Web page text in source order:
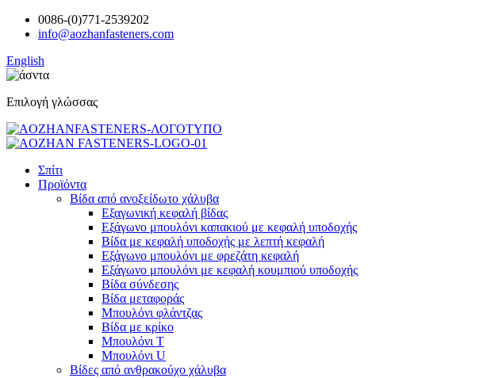
0086-(0)771-2539202
info@aozhanfasteners.com
English
Επιλογή γλώσσας
Σπίτι
Προϊόντα
Βίδα από ανοξείδωτο χάλυβα
Εξαγωνική κεφαλή βίδας
Εξάγωνο μπουλόνι καπακιού με κεφαλή υποδοχής
Βίδα με κεφαλή υποδοχής με λεπτή κεφαλή
Εξάγωνο μπουλόνι με φρεζάτη κεφαλή
Εξάγωνο μπουλόνι με κεφαλή κουμπιού υποδοχής
Βίδα σύνδεσης
Βίδα μεταφοράς
Μπουλόνι φλάντζας
Βίδα με κρίκο
Μπουλόνι Τ
Μπουλόνι U
Βίδες από ανθρακούχο χάλυβα